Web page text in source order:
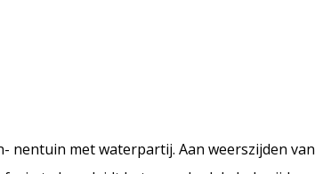
nentuin met waterpartij. Aan weerszijden van